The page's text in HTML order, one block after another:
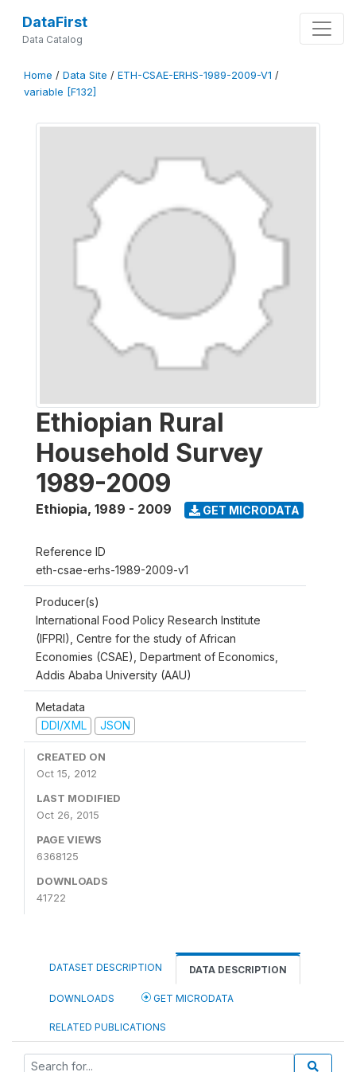
DataFirst
Data Catalog
Home / Data Site / ETH-CSAE-ERHS-1989-2009-V1 /
variable [F132]
Ethiopian Rural
Household Survey
1989-2009
Ethiopia, 1989 - 2009 GET MICRODATA
Reference ID
eth-csae-erhs-1989-2009-v1
Producer(s)
International Food Policy Research Institute
(IFPRI), Centre for the study of African
Economies (CSAE), Department of Economics,
Addis Ababa University (AAU)
Metadata
DDI/XML
JSON
CREATED ON
Oct 15, 2012
LAST MODIFIED
Oct 26, 2015
PAGE VIEWS
6368125
DOWNLOADS
41722
DATASET DESCRIPTION DATA DESCRIPTION
DOWNLOADS GET MICRODATA
RELATED PUBLICATIONS